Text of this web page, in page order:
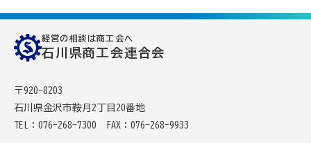
経営の相談は商工会へ
石川県商工会連合会
〒920-8203
石川県金沢市鞍月2丁目20番地
TEL：076-268-7300
FAX：076-268-9933
命」保障
用共済）
従業員の退職金共済制度